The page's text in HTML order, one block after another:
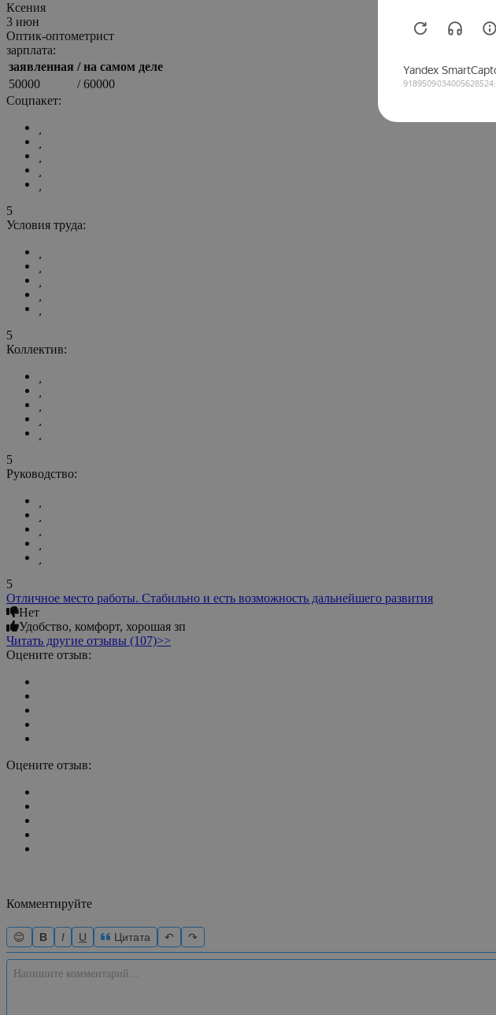
Ксения
3 июн
Оптик-оптометрист
зарплата:
заявленная / на самом деле
50000
/ 60000
Соцпакет:
5
Условия труда:
5
Коллектив:
5
Руководство:
5
Отличное место работы. Стабильно и есть возможность дальнейшего развития
Нет
Удобство, комфорт, хорошая зп
Читать другие отзывы (107)>>
Оцените отзыв:
Оцените отзыв:
Комментируйте
😊 B I U Цитата ↶ ↷